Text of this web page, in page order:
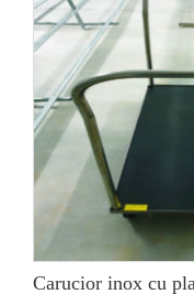
Carucior inox cu